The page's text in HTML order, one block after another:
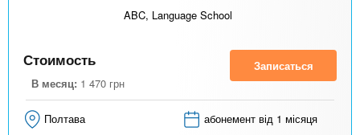
ABC, Language School
Стоимость
В месяц: 1 470 грн
Записаться
Полтава абонемент від 1 місяця